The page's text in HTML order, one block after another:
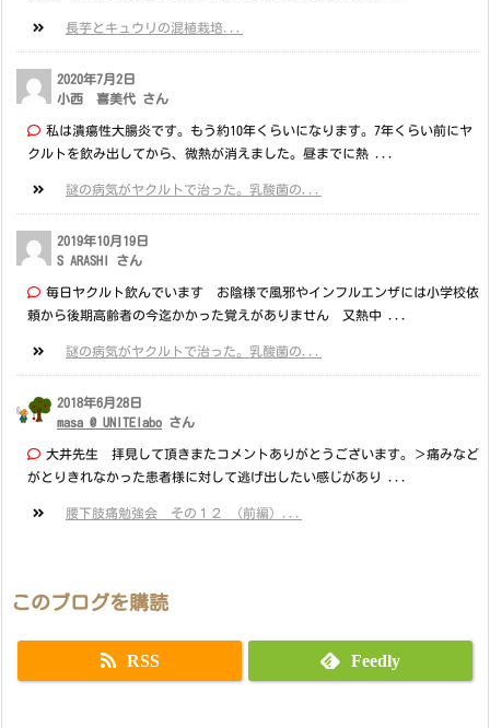
長芋とキュウリの混植栽培...
2020年7月2日
小西 喜美代 さん
私は潰瘍性大腸炎です。もう約10年くらいになります。7年くらい前にヤ
クルトを飲み出してから、微熱が消えました。昼までに熱 ...
謎の病気がヤクルトで治った。乳酸菌の...
2019年10月19日
S ARASHI さん
毎日ヤクルト飲んでいます お陰様で風邪やインフルエンザには小学校依
頼から後期高齢者の今迄かかった覚えがありません 又熱中 ...
謎の病気がヤクルトで治った。乳酸菌の...
2018年6月28日
masa @ UNITElabo さん
大井先生 拝見して頂きまたコメントありがとうございます。＞痛みなど
がとりきれなかった患者様に対して逃げ出したい感じがあり ...
腰下肢痛勉強会 その１２ （前編）...
このブログを購読
RSS Feedly